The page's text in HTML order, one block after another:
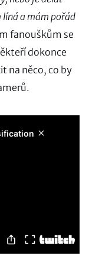
líná a mám pořád
fanouškům se
dokonce
na něco, co by